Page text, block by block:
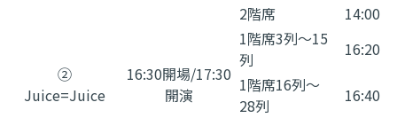
2階席
14:00
②
Juice=Juice
16:30開場/17:30
開演
1階席3列〜15
列
16:20
1階席16列〜
28列
16:40